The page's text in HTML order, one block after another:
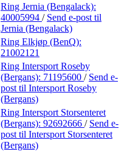
Ring Jernia (Bengalack):
40005994 / Send e-post til
Jernia (Bengalack)
Ring Elkjøp (BenQ):
21002121
Ring Intersport Roseby
(Bergans): 71195600 / Send e-
post til Intersport Roseby
(Bergans)
Ring Intersport Storsenteret
(Bergans): 92692666 / Send e-
post til Intersport Storsenteret
(Bergans)